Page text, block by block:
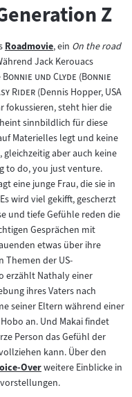
Z
Zum
Inhalt:
Roadmovie, ein On the road
Jack Kerouacs
"Bonnie und Clyde "("Bonnie
Rider"(Dennis Hopper, USA
fokussieren, steht hier die
sinnbildlich für diese
Materielles legt und keine
aber auch keine
to do, you just venture.
eine junge Frau, die sie in
wird viel gekifft, gescherzt
und tiefe Gefühle reden die
Gesprächen mit
etwas über ihre
Themen der US-
erzählt Nathaly einer
ihres Vaters nach
seiner Eltern während einer
an. Und Makai findet
Person das Gefühl der
kann. Über den
Overweitere Einblicke in